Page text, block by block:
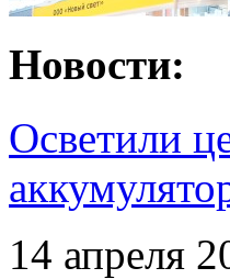
Новости:
Осветили
14 апреля